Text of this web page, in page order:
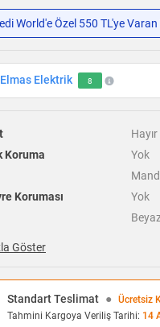
World'e Özel 550 TL'ye
Elmas Elektrik 8
Hayır
Koruma
Yok
Koruması
Yok
Göster
Standart Teslimat ●
Ücretsiz
Tahmini Kargoya Veriliş Tarihi: 14